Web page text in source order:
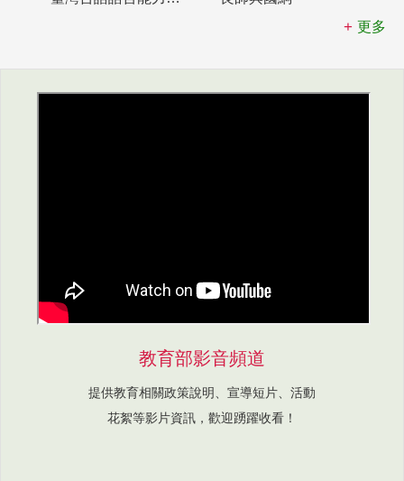
更多
教育部影音頻道
提供教育相關政策說明、宣導短片、活動
花絮等影片資訊，歡迎踴躍收看！